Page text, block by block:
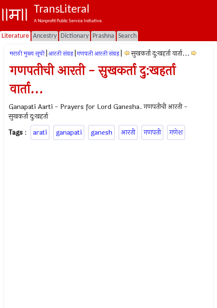
TransLiteral
A Nonprofit Public Service Initiative.
Literature Ancestry Dictionary Prashna Search
मराठी मुख्य सूची आरती संग्रह गणपती आरती संग्रह सुखकर्ता दु:खहर्ता वार्ता...
गणपतीची आरती - सुखकर्ता दु:खहर्ता
वार्ता...
Ganapati Aarti - Prayers for Lord Ganesha. गणपतीची आरती -
सुखकर्ता दु:खहर्ता
Tags : arati ganapati ganesh आरती गणपती गणेश